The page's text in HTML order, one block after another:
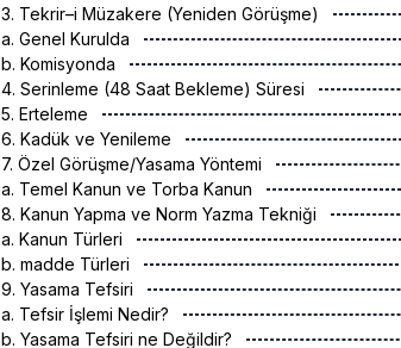
3. Tekrir–i Müzakere (Yeniden Görüşme)
a. Genel Kurulda
b. Komisyonda
4. Serinleme (48 Saat Bekleme) Süresi
5. Erteleme
6. Kadük ve Yenileme
7. Özel Görüşme/Yasama Yöntemi
a. Temel Kanun ve Torba Kanun
8. Kanun Yapma ve Norm Yazma Tekniği
a. Kanun Türleri
b. madde Türleri
9. Yasama Tefsiri
a. Tefsir İşlemi Nedir?
b. Yasama Tefsiri ne Değildir?